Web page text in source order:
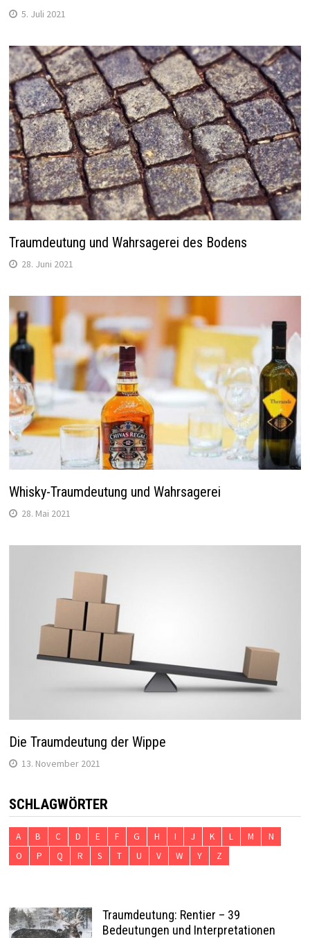
5. Juli 2021
Traumdeutung und Wahrsagerei des Bodens
28. Juni 2021
Whisky-Traumdeutung und Wahrsagerei
28. Mai 2021
Die Traumdeutung der Wippe
13. November 2021
SCHLAGWÖRTER
A B C D E F G H I J K L M
N
O
P Q R S T U V W Y Z
Traumdeutung: Rentier – 39
Bedeutungen und Interpretationen